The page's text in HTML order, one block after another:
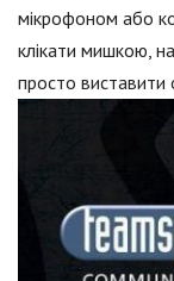
мікрофоном або
клікати мишкою,
просто виставити